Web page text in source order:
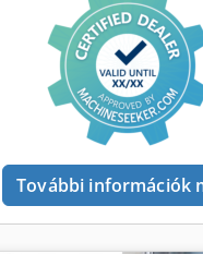
mér számos
technológiát használva.
mérését fa, beton,
esetén. A fejlett
is mérik többrétegű
részletes elemzést
Egyszerű
– a legtöbb bevonathoz
Egykezes, továbbfejlesztett
– ideális zajos
További információk